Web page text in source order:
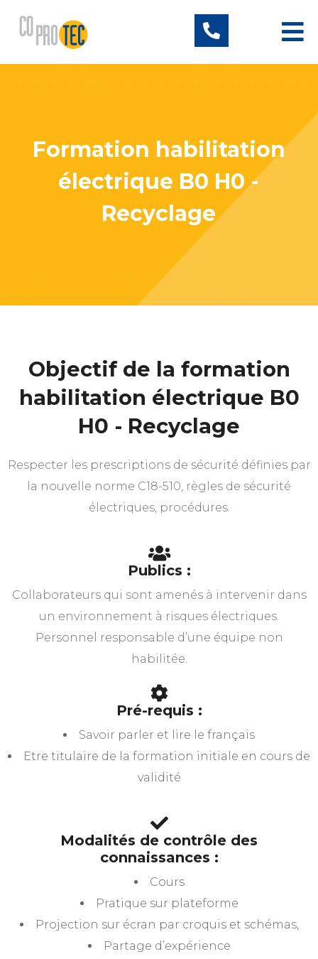
Formation habilitation
électrique B0 H0 -
Recyclage
Objectif de la formation
habilitation électrique B0
H0 - Recyclage
Respecter les prescriptions de sécurité définies par
la nouvelle norme C18-510, règles de sécurité
électriques, procédures.
Publics :
Collaborateurs qui sont amenés à intervenir dans
un environnement à risques électriques.
Personnel responsable d’une équipe non
habilitée.
Pré-requis :
Savoir parler et lire le français
Etre titulaire de la formation initiale en cours de
validité
Modalités de contrôle des
connaissances :
Cours
Pratique sur plateforme
Projection sur écran par croquis et schémas,
Partage d’expérience